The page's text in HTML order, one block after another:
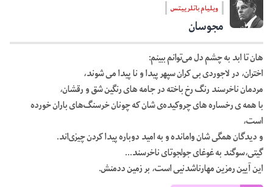
ویلیام باتلر ییتس
مجوسان
هان تا ابد به چشم دل می‌توانم ببینم:
اختران، در لاجوردی بی کران سپهر پیدا و نا پیدا می شوند،
مردمان ناخرسند رنگ رخ باخته در جامه های رنگین شق و رقشان،
با همه ی رخساره های چروکیده‌ی شان که چونان خرسنگ‌های باران خورده
است،
و دیدگان همگی شان وامانده و به امید دوباره پیدا کردن چیزی‌اند.
گیتی،سوگند به غوغای جولجوتای ناخرسند…
این آیین رمزین مهارناشدنیی است، بر زمین ددمنش.